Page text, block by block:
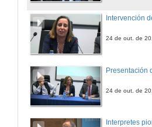
Intervención
24 de out. de
24 de out. de